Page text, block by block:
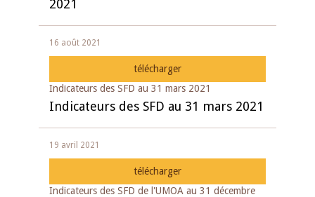
2021
16 août 2021
télécharger
Indicateurs des SFD au 31 mars 2021
Indicateurs des SFD au 31 mars 2021
19 avril 2021
télécharger
Indicateurs des SFD de l'UMOA au 31 décembre